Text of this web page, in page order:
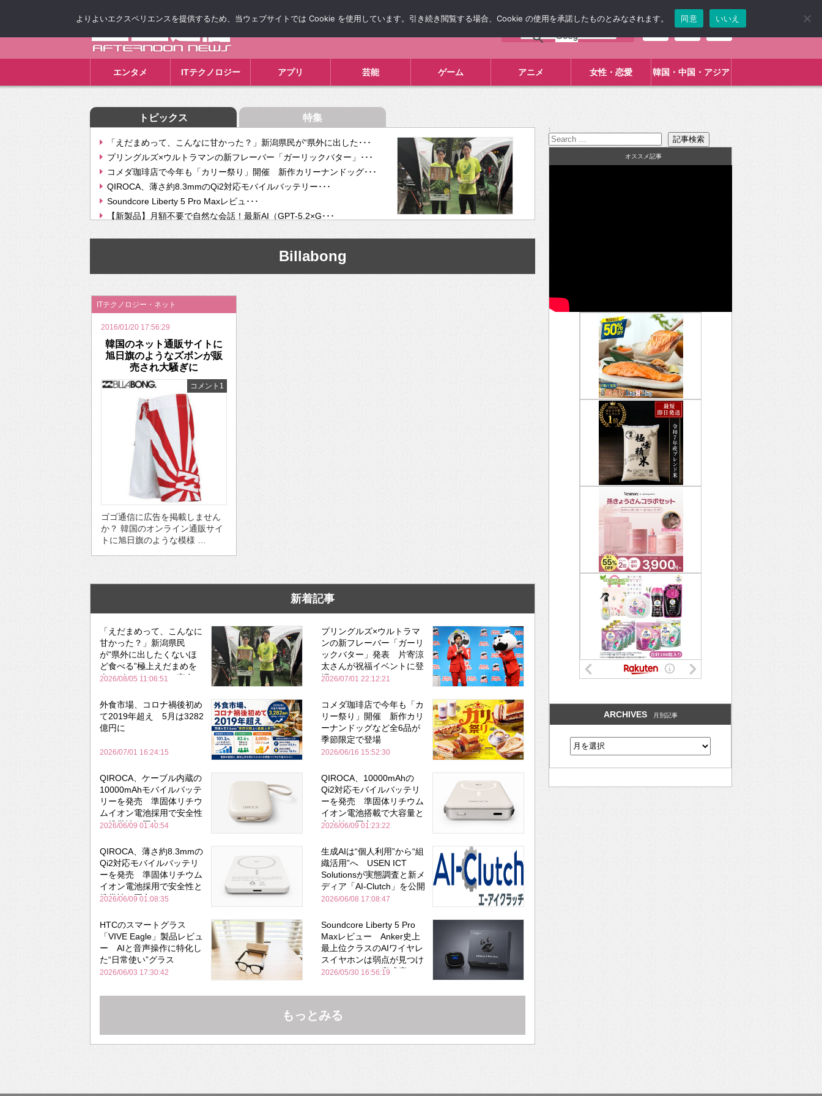
エンタメ ITテクノロジー アプリ 芸能 ゲーム アニメ 女性・恋愛 韓国・中国・アジア
トピックス 特集
「えだまめって、こんなに甘かった？」新潟県民が“県外に出した･･･
プリングルズ×ウルトラマンの新フレーバー「ガーリックバター」･･･
コメダ珈琲店で今年も「カリー祭り」開催 新作カリーナンドッグ･･･
QIROCA、薄さ約8.3mmのQi2対応モバイルバッテリー･･･
Soundcore Liberty 5 Pro Maxレビュ･･･
【新製品】月額不要で自然な会話！最新AI（GPT-5.2×G･･･
【次世代の没入感と生産性】VITURE Luma Ultra･･･
挫折率8割の壁をAIで突破。ジャストシステム、”自分が今話し･･･
2026年のバレンタインは「自分で作って、想いを渡す」 TE･･･
Billabong
ITテクノロジー・ネット
2016/01/20 17:56:29
韓国のネット通販サイトに
旭日旗のようなズボンが販
売され大騒ぎに
コメント1
ゴゴ通信に広告を掲載しません
か？ 韓国のオンライン通販サイ
トに旭日旗のような模様 …
新着記事
「えだまめって、こんなに
甘かった？」新潟県民
が“県外に出したくないほ
ど食べる”極上えだまめを
森のビアガーデンで実食
2026/08/05 11:06:51
プリングルズ×ウルトラマ
ンの新フレーバー「ガーリ
ックバター」発表 片寄涼
太さんが祝福イベントに登
場
2026/07/01 22:12:21
外食市場、コロナ禍後初め
て2019年超え 5月は3282
億円に
2026/07/01 16:24:15
コメダ珈琲店で今年も「カ
リー祭り」開催 新作カリ
ーナンドッグなど全6品が
季節限定で登場
2026/06/16 15:52:30
QIROCA、ケーブル内蔵の
10000mAhモバイルバッテ
リーを発売 準固体リチウ
ムイオン電池採用で安全性
と携帯性を両立
2026/06/09 01:40:54
QIROCA、10000mAhの
Qi2対応モバイルバッテリ
ーを発売 準固体リチウム
イオン電池搭載で大容量と
安全性を両立
2026/06/09 01:23:22
QIROCA、薄さ約8.3mmの
Qi2対応モバイルバッテリ
ーを発売 準固体リチウム
イオン電池採用で安全性と
携帯性を両立
2026/06/09 01:08:35
生成AIは“個人利用”から“組
織活用”へ USEN ICT
Solutionsが実態調査と新メ
ディア「AI-Clutch」を公開
2026/06/08 17:08:47
HTCのスマートグラス
「VIVE Eagle」製品レビュ
ー AIと音声操作に特化し
た“日常使い”グラス
2026/06/03 17:30:42
Soundcore Liberty 5 Pro
Maxレビュー Anker史上
最上位クラスのAIワイヤレ
スイヤホンは弱点が見つけ
づらいくらいの完成度にび
Bose並み
2026/05/30 16:56:19
もっとみる
:
オススメ記事
ARCHIVES 月別記事
よりよいエクスペリエンスを提供するため、当ウェブサイトでは Cookie を使用しています。引き続き閲覧する場合、Cookie の使用を承諾したものとみなされます。 同意 いいえ